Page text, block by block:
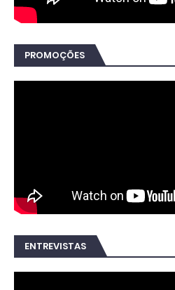
PROMOÇÕES
ENTREVISTAS